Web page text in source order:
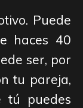
Puede
haces 40
ser, por
tu pareja,
tú puedes